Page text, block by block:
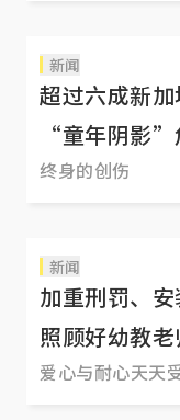
新闻
超过六成新
“童年阴影”
终身的创伤
新闻
加重刑罚、
照顾好幼教
爱心与耐心天天